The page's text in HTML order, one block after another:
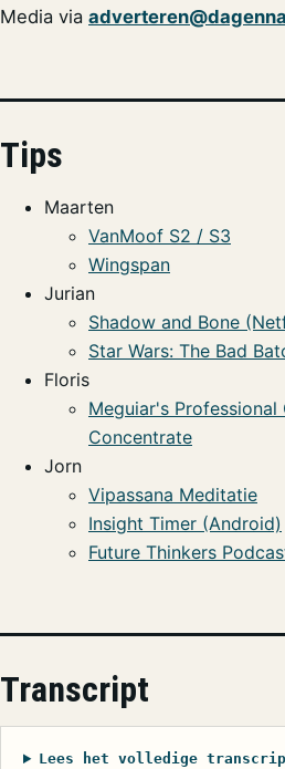
Media via
Tips
Maarten
VanMoof S2 / S3
Wingspan
Jurian
Shadow and Bone
Star Wars: The Bad
Floris
Meguiar's Professional
Concentrate
Jorn
Vipassana Meditatie
Insight Timer (Android)
Future Thinkers
Transcript
Lees het volledige